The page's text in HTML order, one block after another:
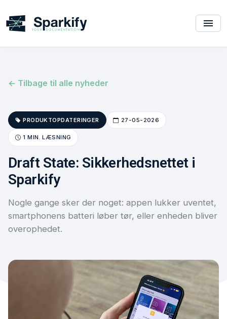
← Tilbage til alle nyheder
PRODUKTOPDATERINGER 27-05-2026
1 MIN. LÆSNING
Draft State: Sikkerhedsnettet i
Sparkify
Nogle gange sker der noget: appen lukker uventet,
smartphonens batteri løber tør, eller enheden bliver
overophedet.